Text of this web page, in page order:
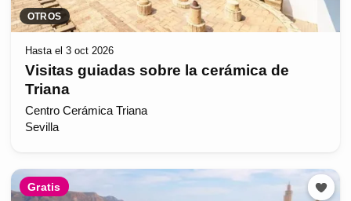
OTROS
Hasta el 3 oct 2026
Visitas guiadas sobre la cerámica de
Triana
Centro Cerámica Triana
Sevilla
Gratis